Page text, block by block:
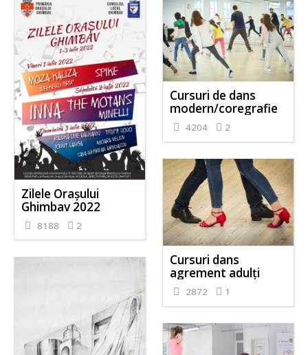
Zilele Orașului
Ghimbav 2022
8188 2
Cursuri de dans
modern/coregrafie
4204 2
Cursuri dans
agrement adulți
2872 1